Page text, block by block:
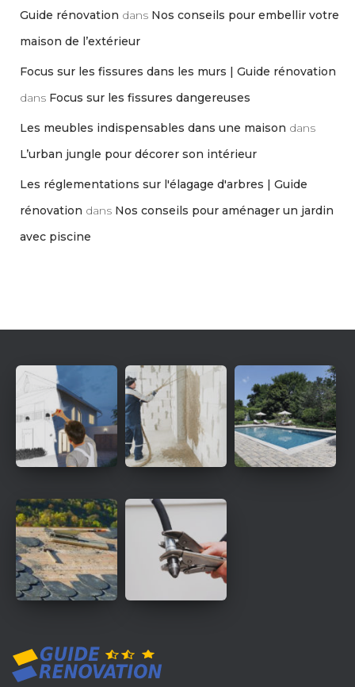
Guide rénovation dans Nos conseils pour embellir votre
maison de l’extérieur
Focus sur les fissures dans les murs | Guide rénovation
dans Focus sur les fissures dangereuses
Les meubles indispensables dans une maison dans
L’urban jungle pour décorer son intérieur
Les réglementations sur l'élagage d'arbres | Guide
rénovation dans Nos conseils pour aménager un jardin
avec piscine